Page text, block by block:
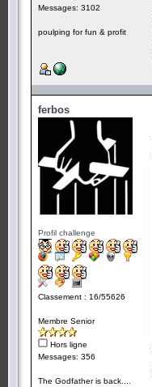
Messages: 3102
poulping for fun & profit
ferbos
Profil challenge
Classement : 16/55626
Membre Senior
Hors ligne
Messages: 356
The Godfather is back....